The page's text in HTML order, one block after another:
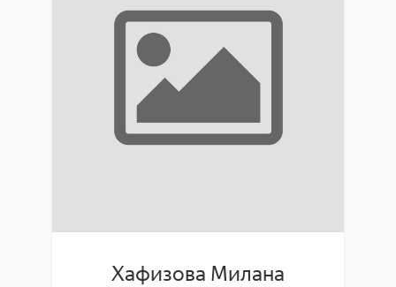
Хафизова Милана